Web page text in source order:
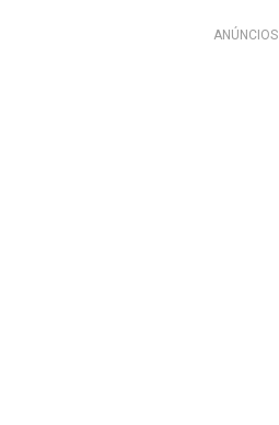
ANÚNCIOS